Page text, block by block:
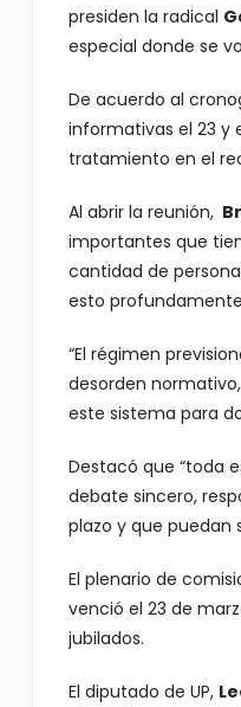
presiden la radical
especial donde se
De acuerdo al
informativas el 23 y
tratamiento en el
Al abrir la reunión,
importantes que
cantidad de
esto
“El régimen
desorden
este sistema para
Destacó que “toda
debate sincero,
plazo y que puedan
El plenario de
venció el 23 de
jubilados.
El diputado de UP,